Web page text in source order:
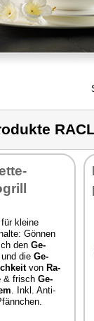
klei­ne
Gön­nen
den Ge­
und die Ge­
von Ra­
& frisch Ge­
. Inkl. An­ti­